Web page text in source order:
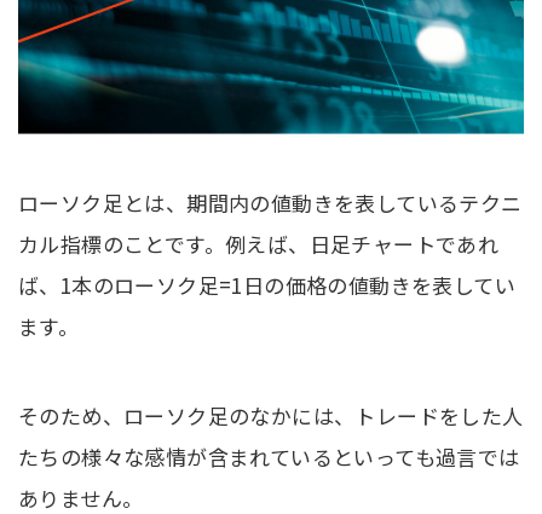
ローソク足とは、期間内の値動きを表しているテクニ
カル指標のことです。例えば、日足チャートであれ
ば、1本のローソク足=1日の価格の値動きを表してい
ます。
そのため、ローソク足のなかには、トレードをした人
たちの様々な感情が含まれているといっても過言では
ありません。